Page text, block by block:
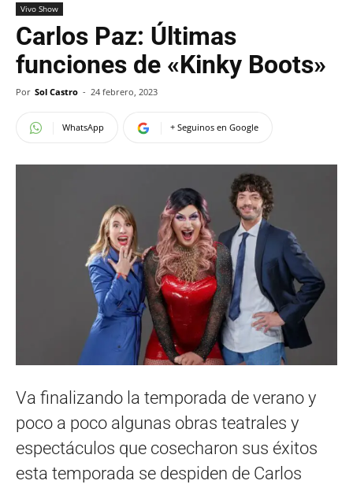
Vivo Show
Carlos Paz: Últimas
funciones de «Kinky Boots»
Por Sol Castro - 24 febrero, 2023
WhatsApp + Seguinos en Google
Va finalizando la temporada de verano y
poco a poco algunas obras teatrales y
espectáculos que cosecharon sus éxitos
esta temporada se despiden de Carlos